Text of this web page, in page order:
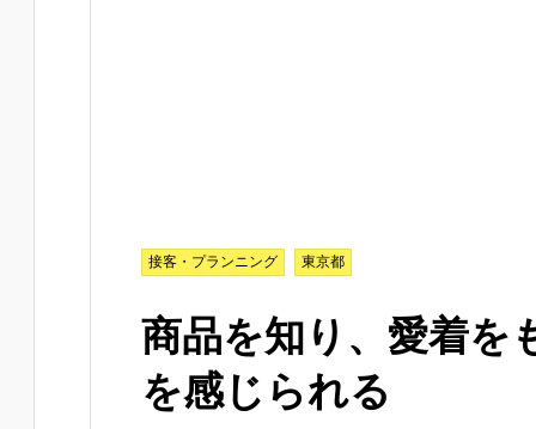
接客・プランニング 東京都
商品を知り、愛着を
を感じられる